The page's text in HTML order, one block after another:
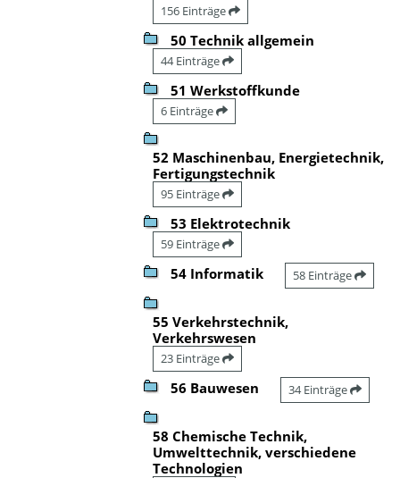
156 Einträge
50 Technik allgemein
44 Einträge
51 Werkstoffkunde
6 Einträge
52 Maschinenbau, Energietechnik,
Fertigungstechnik
95 Einträge
53 Elektrotechnik
59 Einträge
54 Informatik 58 Einträge
55 Verkehrstechnik,
Verkehrswesen
23 Einträge
56 Bauwesen 34 Einträge
58 Chemische Technik,
Umwelttechnik, verschiedene
Technologien